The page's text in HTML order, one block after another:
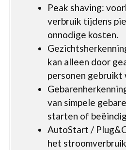
Peak shaving:
verbruik tijdens
onnodige kosten.
kan alleen door
personen gebruikt
van simpele
starten of
AutoStart /
het